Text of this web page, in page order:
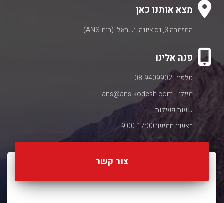
מצא אותנו כאן
המזמרה 3, נס ציונה, ישראל (בית ANS)
פנה אלינו
טלפון: 08-9409902
מייל: ans@ans-kodesh.com
שעות פעילות:
ראשון-חמישי 9:00-17:00
צור קשר